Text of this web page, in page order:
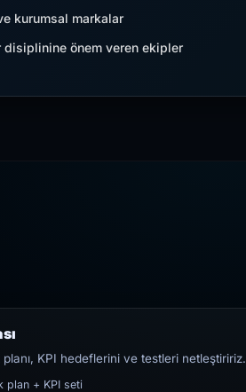
kurumsal markalar
disiplinine önem veren ekipler
planı, KPI hedeflerini ve testleri netleştiririz.
plan + KPI seti